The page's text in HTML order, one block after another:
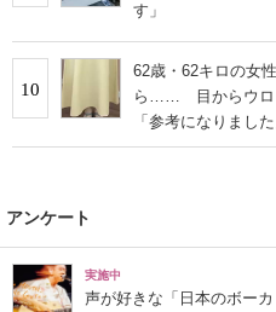
す」
10
62歳・62キロの女
ら…… 目からウロ
「参考になりました
アンケート
実施中
声が好きな「日本のボーカ